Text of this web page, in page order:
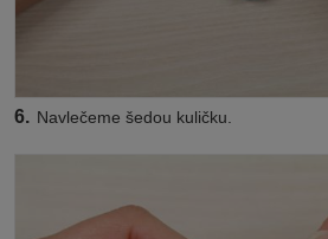
6. Navlečeme šedou kuličku.